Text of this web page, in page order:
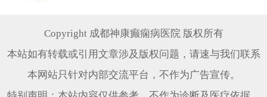
Copyright 成都神康癫痫病医院 版权所有
本站如有转载或引用文章涉及版权问题，请速与我们联系
本网站只针对内部交流平台，不作为广告宣传。